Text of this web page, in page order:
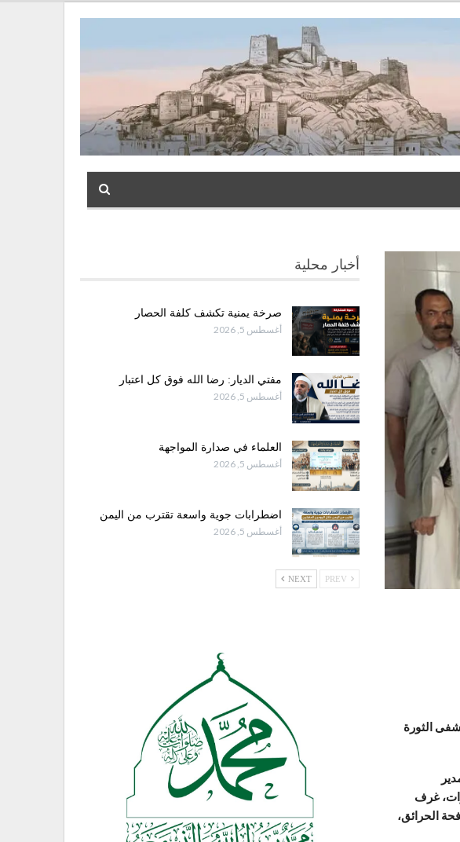
الثورة
غرف
الحرائق،
أخبار محلية
صرخة يمنية تكشف كلفة الحصار
أغسطس 5, 2026
مفتي الديار: رضا الله فوق كل اعتبار
أغسطس 5, 2026
العلماء في صدارة المواجهة
أغسطس 5, 2026
اضطرابات جوية واسعة تقترب من اليمن
أغسطس 5, 2026
NEXT